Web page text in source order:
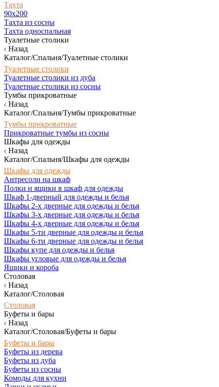
Тахта
90х200
Тахта из сосны
Тахта односпальная
Туалетные столики
Назад
Каталог/Спальня/Туалетные столики
Туалетные столики
Туалетные столики из дуба
Туалетные столики из сосны
Тумбы прикроватные
Назад
Каталог/Спальня/Тумбы прикроватные
Тумбы прикроватные
Прикроватные тумбы из сосны
Шкафы для одежды
Назад
Каталог/Спальня/Шкафы для одежды
Шкафы для одежды
Антресоли на шкаф
Полки и ящики в шкаф для одежды
Шкаф 1-дверный для одежды и белья
Шкафы 2-х дверные для одежды и белья
Шкафы 3-х дверные для одежды и белья
Шкафы 4-х дверные для одежды и белья
Шкафы 5-ти дверные для одежды и белья
Шкафы 6-ти дверные для одежды и белья
Шкафы купе для одежды и белья
Шкафы угловые для одежды и белья
Ящики и короба
Столовая
Назад
Каталог/Столовая
Столовая
Буфеты и бары
Назад
Каталог/Столовая/Буфеты и бары
Буфеты и бары
Буфеты из дерева
Буфеты из дуба
Буфеты из сосны
Комоды для кухни